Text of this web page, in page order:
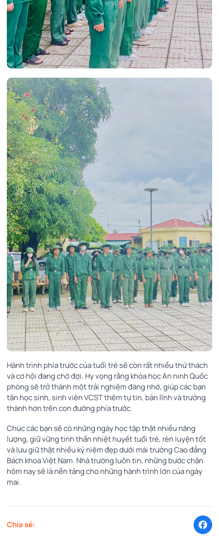
Hành trình phía trước của tuổi trẻ sẽ còn rất nhiều thử thách
và cơ hội đang chờ đợi. Hy vọng rằng khóa học An ninh Quốc
phòng sẽ trở thành một trải nghiệm đáng nhớ, giúp các bạn
tân học sinh, sinh viên VCST thêm tự tin, bản lĩnh và trưởng
thành hơn trên con đường phía trước.
Chúc các bạn sẽ có những ngày học tập thật nhiều năng
lượng, giữ vững tinh thần nhiệt huyết tuổi trẻ, rèn luyện tốt
và lưu giữ thật nhiều kỷ niệm đẹp dưới mái trường Cao đẳng
Bách khoa Việt Nam. Nhà trường luôn tin, những bước chân
hôm nay sẽ là nền tảng cho những hành trình lớn của ngày
mai.
Chia sẻ: